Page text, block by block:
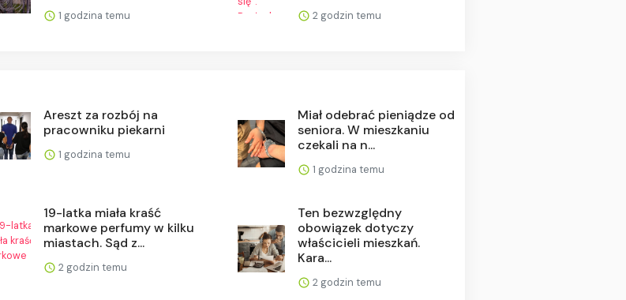
1 godzina temu 2 godzin temu
Areszt za rozbój na
pracowniku piekarni
1 godzina temu
Miał odebrać pieniądze od
seniora. W mieszkaniu
czekali na n...
1 godzina temu
19-latka miała kraść
markowe perfumy w kilku
miastach. Sąd z...
2 godzin temu
Ten bezwzględny
obowiązek dotyczy
właścicieli mieszkań.
Kara...
2 godzin temu